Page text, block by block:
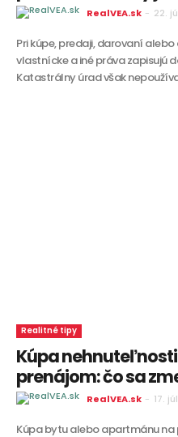
RealVEA.sk - 22.
Pri kúpe, predaji, darovaní
vlastnícke a iné práva zapisujú
Katastrálny úrad však
Realitné tipy
Kúpa
prenájom: čo sa
RealVEA.sk - 17.
Kúpa bytu alebo apartmánu na